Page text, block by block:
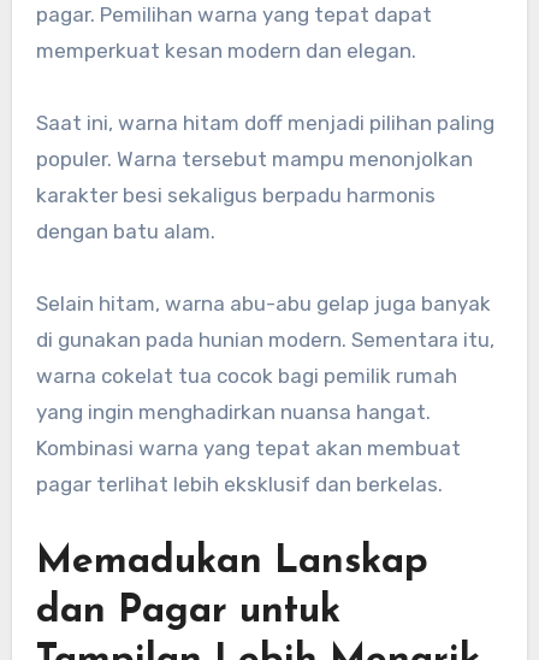
pagar. Pemilihan warna yang tepat dapat
memperkuat kesan modern dan elegan.
Saat ini, warna hitam doff menjadi pilihan paling
populer. Warna tersebut mampu menonjolkan
karakter besi sekaligus berpadu harmonis
dengan batu alam.
Selain hitam, warna abu-abu gelap juga banyak
di gunakan pada hunian modern. Sementara itu,
warna cokelat tua cocok bagi pemilik rumah
yang ingin menghadirkan nuansa hangat.
Kombinasi warna yang tepat akan membuat
pagar terlihat lebih eksklusif dan berkelas.
Memadukan Lanskap
dan Pagar untuk